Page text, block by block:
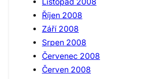
Říjen 2008
Září 2008
Srpen 2008
Červenec 2008
Červen 2008